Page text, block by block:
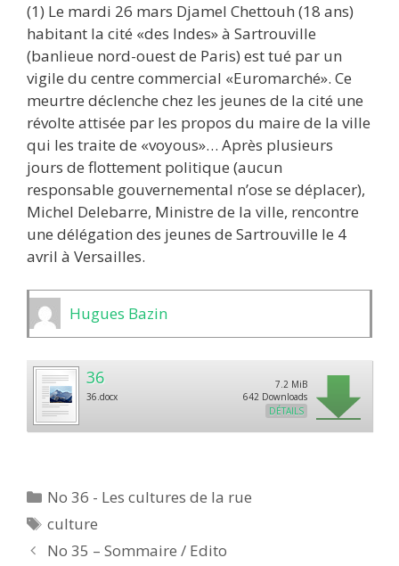
(1) Le mardi 26 mars Djamel Chettouh (18 ans)
habitant la cité «des Indes» à Sartrouville
(banlieue nord-ouest de Paris) est tué par un
vigile du centre commercial «Euromarché». Ce
meurtre déclenche chez les jeunes de la cité une
révolte attisée par les propos du maire de la ville
qui les traite de «voyous»… Après plusieurs
jours de flottement politique (aucun
responsable gouvernemental n’ose se déplacer),
Michel Delebarre, Ministre de la ville, rencontre
une délégation des jeunes de Sartrouville le 4
avril à Versailles.
Hugues Bazin
36
36.docx
7.2 MiB
642 Downloads
DÉTAILS
Catégories
No 36 - Les cultures de la rue
Étiquettes
culture
No 35 – Sommaire / Edito